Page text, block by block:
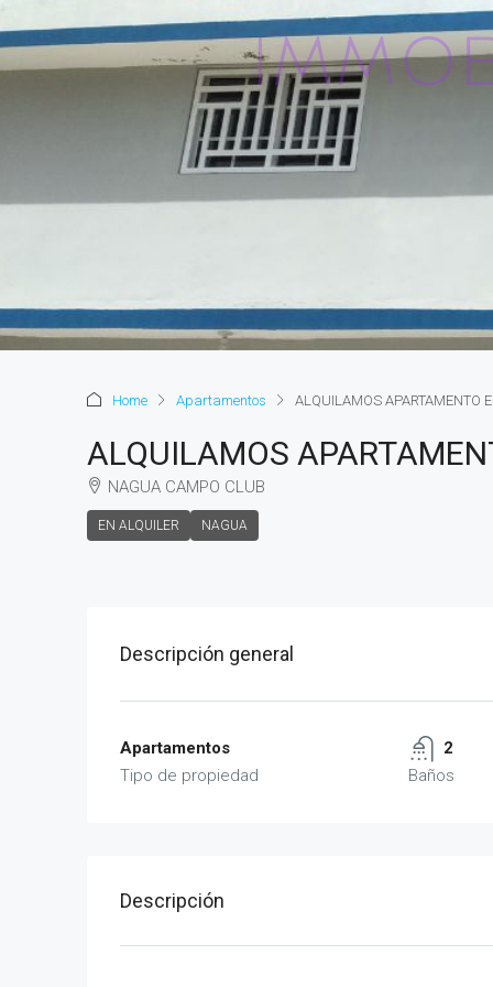
Home Apartamentos ALQUILAMOS APARTAMENTO
ALQUILAMOS
NAGUA CAMPO CLUB
EN ALQUILER NAGUA
Descripción general
Apartamentos
Tipo de propiedad
2
Baños
Descripción